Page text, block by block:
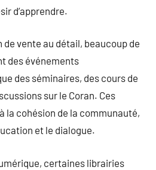
d’apprendre.
de vente au détail, beaucoup de
des événements
des séminaires, des cours de
sur le Coran. Ces
la cohésion de la communauté,
et le dialogue.
certaines librairies